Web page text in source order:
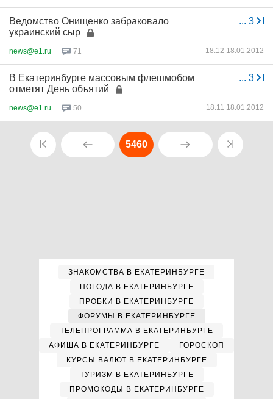
... 3
Ведомство Онищенко забраковало
украинский сыр
news@e1.ru 71 18:12 18.01.2012
... 3
В Екатеринбурге массовым флешмобом
отметят День объятий
news@e1.ru 50 18:11 18.01.2012
5460
ЗНАКОМСТВА В ЕКАТЕРИНБУРГЕ
ПОГОДА В ЕКАТЕРИНБУРГЕ
ПРОБКИ В ЕКАТЕРИНБУРГЕ
ФОРУМЫ В ЕКАТЕРИНБУРГЕ
ТЕЛЕПРОГРАММА В ЕКАТЕРИНБУРГЕ
АФИША В ЕКАТЕРИНБУРГЕ
ГОРОСКОП
КУРСЫ ВАЛЮТ В ЕКАТЕРИНБУРГЕ
ТУРИЗМ В ЕКАТЕРИНБУРГЕ
ПРОМОКОДЫ В ЕКАТЕРИНБУРГЕ